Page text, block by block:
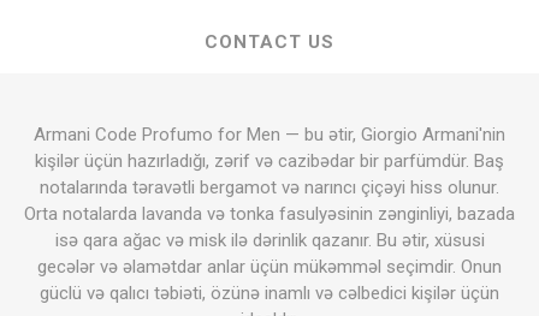
CONTACT US
Armani Code Profumo for Men — bu ətir, Giorgio Armani'nin
kişilər üçün hazırladığı, zərif və cazibədar bir parfümdür. Baş
notalarında təravətli bergamot və narıncı çiçəyi hiss olunur.
Orta notalarda lavanda və tonka fasulyəsinin zənginliyi, bazada
isə qara ağac və misk ilə dərinlik qazanır. Bu ətir, xüsusi
gecələr və əlamətdar anlar üçün mükəmməl seçimdir. Onun
güclü və qalıcı təbiəti, özünə inamlı və cəlbedici kişilər üçün